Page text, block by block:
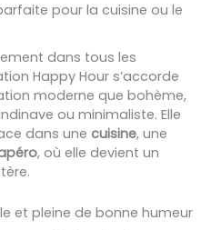
pour la cuisine ou le
dans tous les
Happy Hour s’accorde
moderne que bohème,
ou minimaliste. Elle
dans une cuisine, une
, où elle devient un
et pleine de bonne humeur